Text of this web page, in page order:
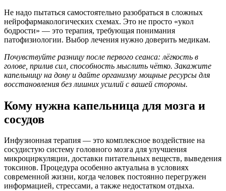
Не надо пытаться самостоятельно разобраться в сложных
нейрофармакологических схемах. Это не просто «укол
бодрости» — это терапия, требующая понимания
патофизиологии. Выбор лечения нужно доверить медикам.
Почувствуйте разницу после первого сеанса: лёгкость в
голове, прилив сил, способность мыслить чётко. Закажите
капельницу на дому и дайте организму мощные ресурсы для
восстановления без лишних усилий с вашей стороны.
Кому нужна капельница для мозга и
сосудов
Инфузионная терапия — это комплексное воздействие на
сосудистую систему головного мозга для улучшения
микроциркуляции, доставки питательных веществ, выведения
токсинов. Процедура особенно актуальна в условиях
современной жизни, когда человек постоянно перегружен
информацией, стрессами, а также недостатком отдыха.